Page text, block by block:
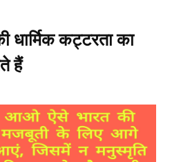
धार्मिक कट्टरता का
हैं